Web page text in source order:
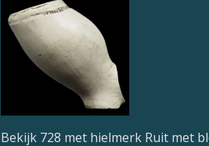
Bekijk 728 met hielmerk Ruit met